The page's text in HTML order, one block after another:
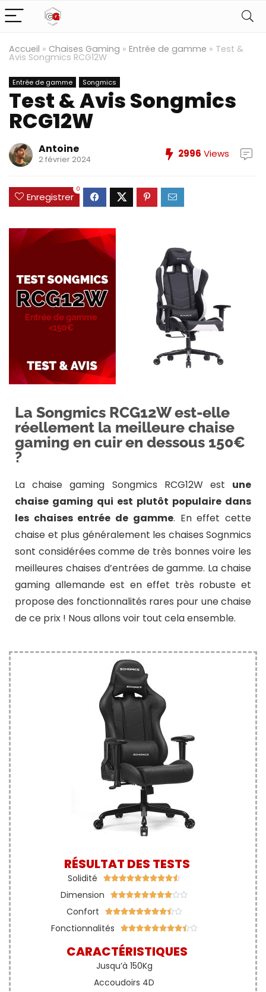
Accueil » Chaises Gaming » Entrée de gamme » Test &
Avis Songmics RCG12W
Entrée de gamme Songmics
Test & Avis Songmics
RCG12W
Antoine
2 février 2024 2996 Views
Enregistrer
0
La Songmics RCG12W est-elle
réellement la meilleure chaise
gaming en cuir en dessous 150€
?
La chaise gaming Songmics RCG12W est une
chaise gaming qui est plutôt populaire dans
les chaises entrée de gamme. En effet cette
chaise et plus généralement les chaises Sognmics
sont considérées comme de très bonnes voire les
meilleures chaises d’entrées de gamme. La chaise
gaming allemande est en effet très robuste et
propose des fonctionnalités rares pour une chaise
de ce prix ! Nous allons voir tout cela ensemble.
RÉSULTAT DES TESTS
Solidité 
Dimension 
Confort 
Fonctionnalités 
CARACTÉRISTIQUES
Jusqu’à 150Kg
Accoudoirs 4D